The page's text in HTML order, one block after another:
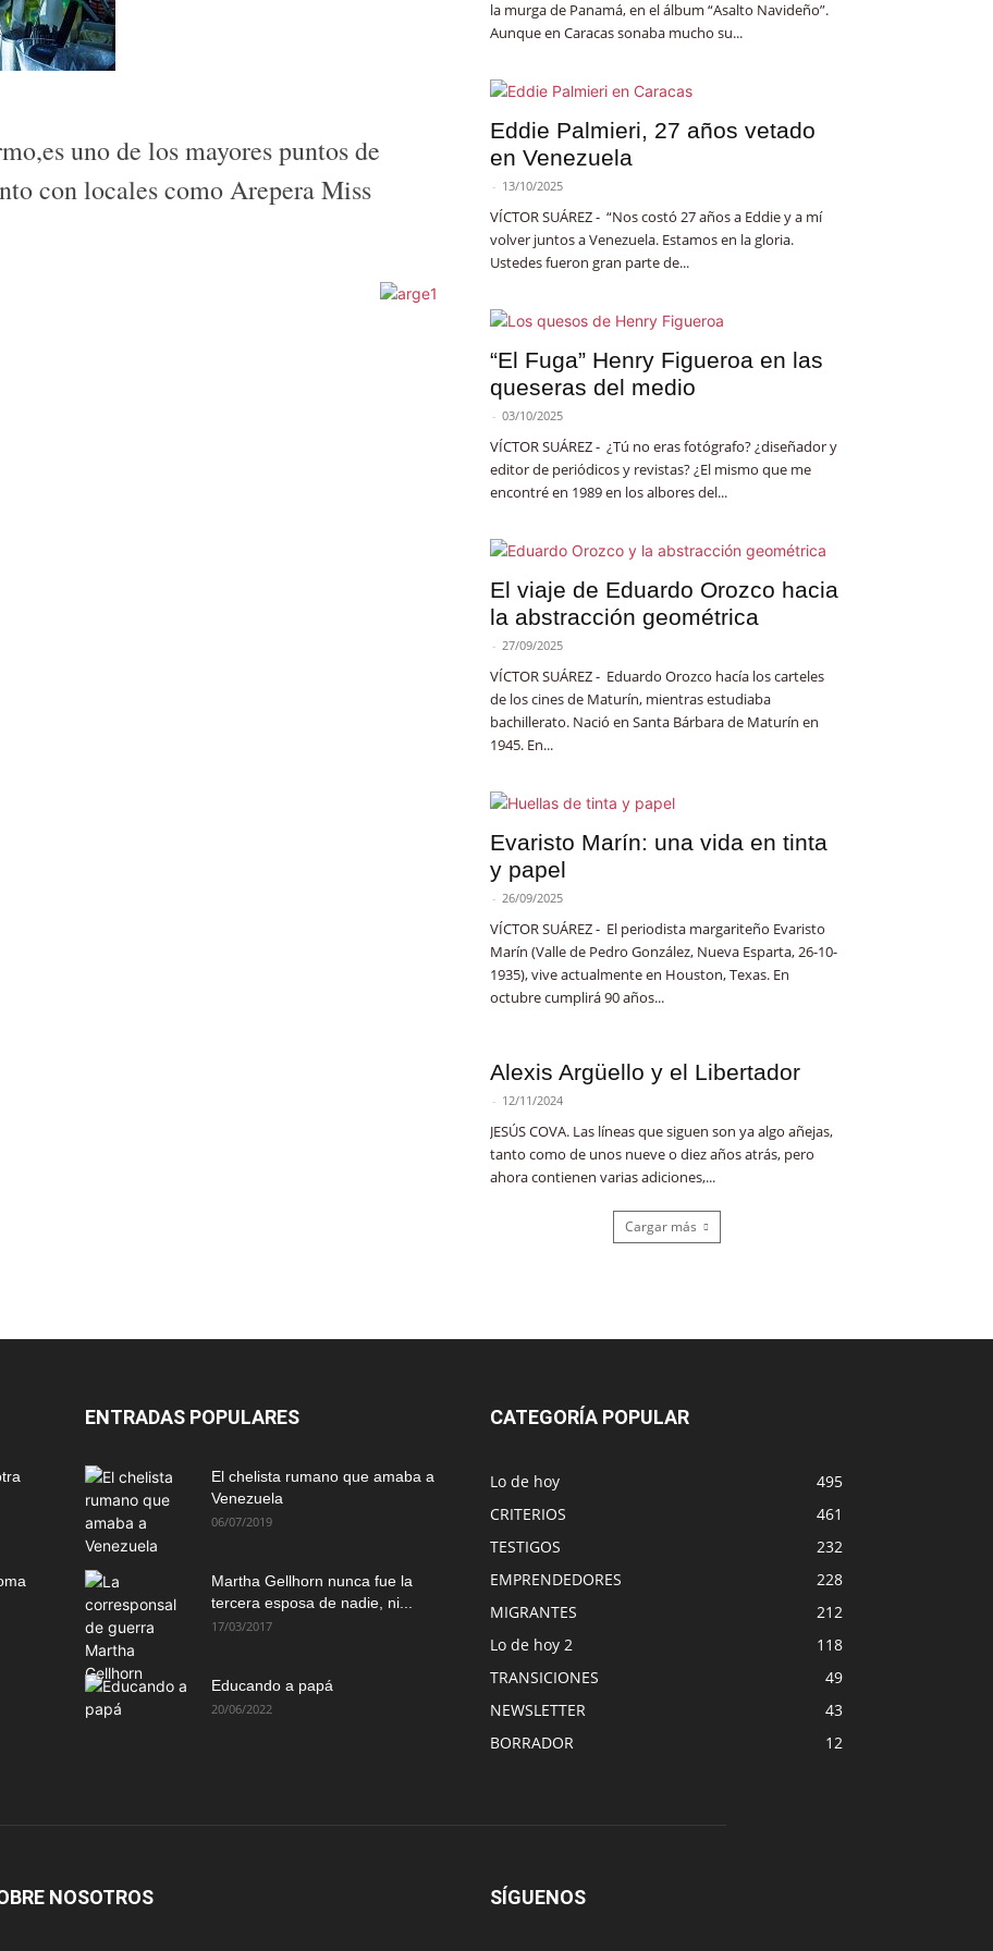
uno de los mayores puntos de
con locales como Arepera Miss
la murga de Panamá, en el álbum “Asalto Navideño”.
Aunque en Caracas sonaba mucho su...
Eddie Palmieri, 27 años vetado
en Venezuela
- 13/10/2025
VÍCTOR SUÁREZ - “Nos costó 27 años a Eddie y a mí
volver juntos a Venezuela. Estamos en la gloria.
Ustedes fueron gran parte de...
“El Fuga” Henry Figueroa en las
queseras del medio
- 03/10/2025
VÍCTOR SUÁREZ - ¿Tú no eras fotógrafo? ¿diseñador y
editor de periódicos y revistas? ¿El mismo que me
encontré en 1989 en los albores del...
El viaje de Eduardo Orozco hacia
la abstracción geométrica
- 27/09/2025
VÍCTOR SUÁREZ - Eduardo Orozco hacía los carteles
de los cines de Maturín, mientras estudiaba
bachillerato. Nació en Santa Bárbara de Maturín en
1945. En...
Evaristo Marín: una vida en tinta
y papel
- 26/09/2025
VÍCTOR SUÁREZ - El periodista margariteño Evaristo
Marín (Valle de Pedro González, Nueva Esparta, 26-10-
1935), vive actualmente en Houston, Texas. En
octubre cumplirá 90 años...
Alexis Argüello y el Libertador
- 12/11/2024
JESÚS COVA. Las líneas que siguen son ya algo añejas,
tanto como de unos nueve o diez años atrás, pero
ahora contienen varias adiciones,...
Cargar más
ENTRADAS POPULARES
El chelista rumano que amaba a
Venezuela
06/07/2019
Martha Gellhorn nunca fue la
tercera esposa de nadie, ni...
17/03/2017
Educando a papá
20/06/2022
CATEGORÍA POPULAR
Lo de hoy
495
CRITERIOS
461
TESTIGOS
232
EMPRENDEDORES
228
MIGRANTES
212
Lo de hoy 2
118
TRANSICIONES
49
NEWSLETTER
43
BORRADOR
12
NOSOTROS SÍGUENOS